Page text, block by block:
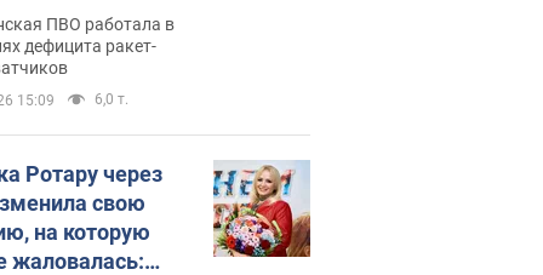
в Минобороны
цифру
ПВО работала в
дефицита ракет-
15:09 6,0 т.
Ротару через
свою
на которую
жаловалась: